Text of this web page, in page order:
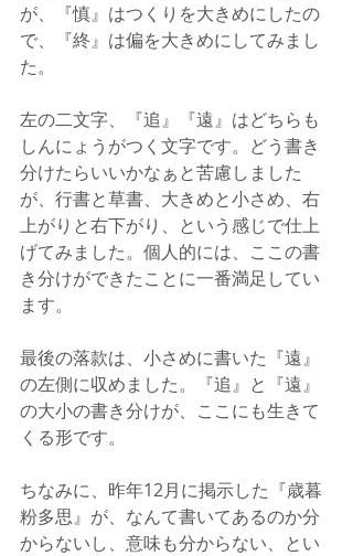
が、『慎』はつくりを大きめにしたの
で、『終』は偏を大きめにしてみまし
た。
左の二文字、『追』『遠』はどちらも
しんにょうがつく文字です。どう書き
分けたらいいかなぁと苦慮しました
が、行書と草書、大きめと小さめ、右
上がりと右下がり、という感じで仕上
げてみました。個人的には、ここの書
き分けができたことに一番満足してい
ます。
最後の落款は、小さめに書いた『遠』
の左側に収めました。『追』と『遠』
の大小の書き分けが、ここにも生きて
くる形です。
ちなみに、昨年12月に掲示した『歳暮
粉多思』が、なんて書いてあるのか分
からないし、意味も分からない、とい